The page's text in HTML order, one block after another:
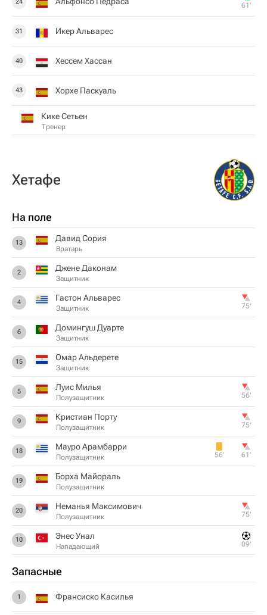
61‎’‎
31 Икер Альварес
40 Хессем Хассан
43 Хорхе Паскуаль
Кике Сетьен
Тренер
Хетафе
На поле
13 Давид Сория
Вратарь
2 Джене Даконам
Защитник
4 Гастон Альварес
Защитник 75‎’‎
6 Домингуш Дуарте
Защитник
15 Омар Альдерете
Защитник
5 Луис Милья
Полузащитник 56‎’‎
9 Кристиан Порту
Полузащитник 75‎’‎
18 Мауро Арамбарри
Полузащитник 56‎’‎ 61‎’‎
19 Борха Майораль
Полузащитник
20 Неманья Максимович
Полузащитник 75‎’‎
10 Энес Унал
Нападающий 09‎’‎
Запасные
1 Франсиско Касилья